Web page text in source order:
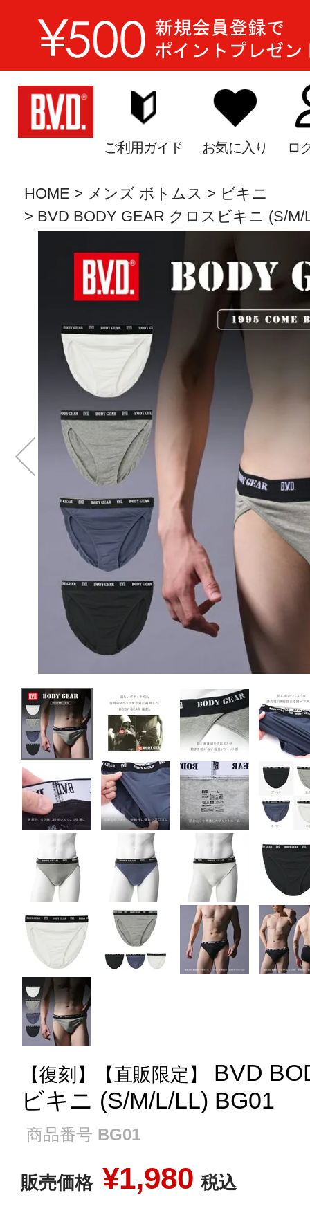
ご利用ガイド お気に入り ロ
HOME メンズ ボトムス
ビキニ
BVD BODY GEAR クロスビキニ (S/M/
【復刻】【直販限定】
BVD
ビキニ (S/M/L/LL) BG01
商品番号 BG01
販売価格 ¥1,980 税込